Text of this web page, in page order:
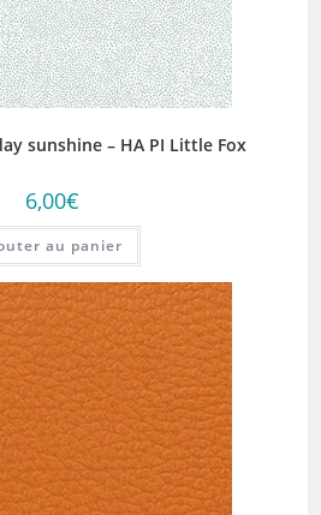
sunshine – HA PI Little Fox
6,00€
au panier